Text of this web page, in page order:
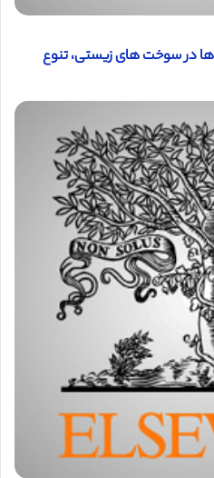
ها در سوخت های زیستی، تنوع